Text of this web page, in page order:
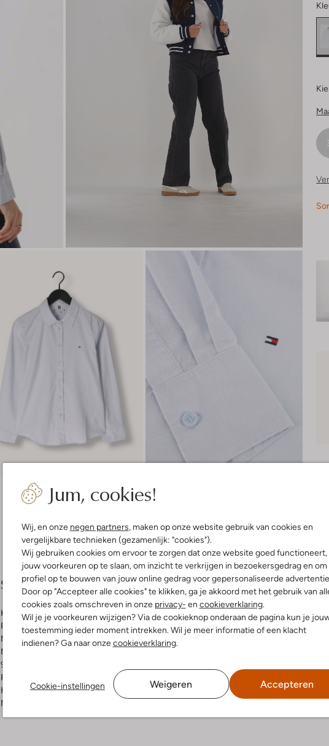
Jum, cookies!
Wij, en onze negen partners, maken op onze website gebruik van cookies en
vergelijkbare technieken (gezamenlijk: "cookies").
Wij gebruiken cookies om ervoor te zorgen dat onze website goed functioneert,
jouw voorkeuren op te slaan, om inzicht te verkrijgen in bezoekersgedrag en om
profiel op te bouwen van jouw online gedrag voor gepersonaliseerde
Door op "Accepteer alle cookies" te klikken, ga je akkoord met het gebruik van
cookies zoals omschreven in onze privacy- en cookieverklaring.
Wil je je voorkeuren wijzigen? Via de cookieknop onderaan de pagina kun je
toestemming ieder moment intrekken. Wil je meer informatie of een klacht
indienen? Ga naar onzecookieverklaring.
Cookie-instellingen Weigeren Accepteren
Bezorgen & retourneren
Samenstelling & Pasvorm
Kleur: Lichtblauw
Patroon:
Logo
Materiaal:
Katoen
Materiaalpercentages:
98% Katoen, 2% Elastaan
Pasvorm:
Halslijn:Kraag
Mouwlengte:
Wasvoorschriften
Beperkt wassen op 30 °C
Strijken op maximaal 150 °C
Enkel chloorvrij bleken